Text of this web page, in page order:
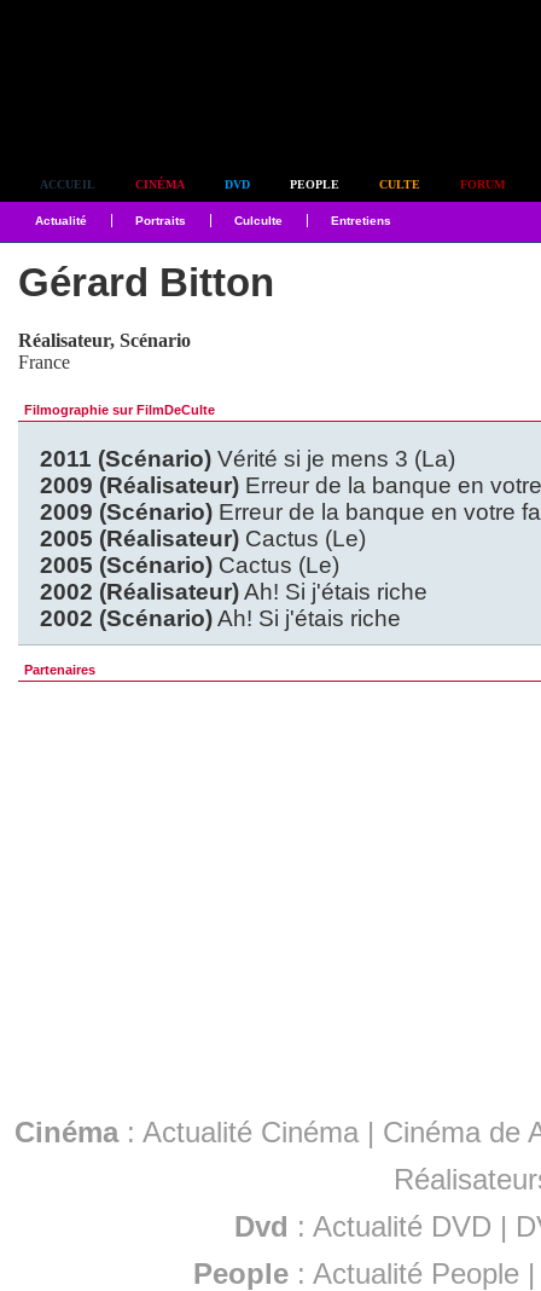
ACCUEIL CINÉMA DVD PEOPLE CULTE FORUM
Actualité Portraits Culculte Entretiens
Gérard Bitton
Réalisateur, Scénario
France
Filmographie sur FilmDeCulte
2011 (Scénario) Vérité si je mens 3 (La)
2009 (Réalisateur) Erreur de la banque en
2009 (Scénario) Erreur de la banque en votre
2005 (Réalisateur) Cactus (Le)
2005 (Scénario) Cactus (Le)
2002 (Réalisateur)Ah! Si j'étais riche
2002 (Scénario)Ah! Si j'étais riche
Partenaires
Cinéma: Actualité Cinéma | Cinéma de
Dvd : Actualité DVD |
People :Actualité People